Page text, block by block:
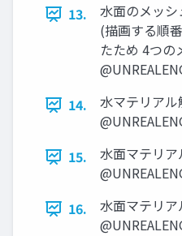
13.
水面のメッ
(描画する順
たため 4つの
14.
水マテリア
15.
水面マテリ
16.
水面マテリ